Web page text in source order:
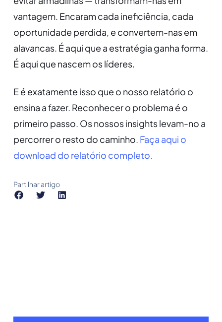
vantagem. Encaram cada ineficiência, cada
oportunidade perdida, e convertem-nas em
alavancas. É aqui que a estratégia ganha forma.
É aqui que nascem os líderes.
E é exatamente isso que o nosso relatório o
ensina a fazer. Reconhecer o problema é o
primeiro passo. Os nossos insights levam-no a
percorrer o resto do caminho. Faça aqui o
download do relatório completo.
Partilhar artigo